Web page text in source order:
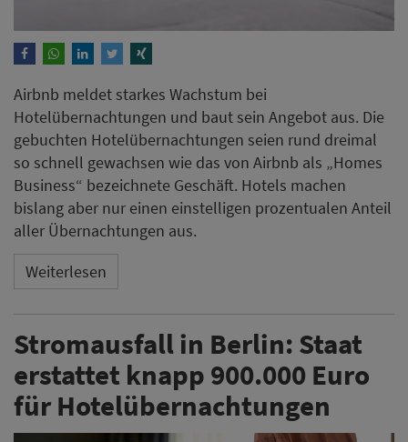
Airbnb meldet starkes Wachstum bei
Hotelübernachtungen und baut sein Angebot aus. Die
gebuchten Hotelübernachtungen seien rund dreimal
so schnell gewachsen wie das von Airbnb als „Homes
Business“ bezeichnete Geschäft. Hotels machen
bislang aber nur einen einstelligen prozentualen Anteil
aller Übernachtungen aus.
Weiterlesen
Stromausfall in Berlin: Staat
erstattet knapp 900.000 Euro
für Hotelübernachtungen